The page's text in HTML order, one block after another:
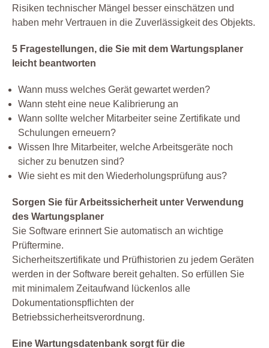
Risiken technischer Mängel besser einschätzen und
haben mehr Vertrauen in die Zuverlässigkeit des Objekts.
5 Fragestellungen, die Sie mit dem Wartungsplaner
leicht beantworten
Wann muss welches Gerät gewartet werden?
Wann steht eine neue Kalibrierung an
Wann sollte welcher Mitarbeiter seine Zertifikate und
Schulungen erneuern?
Wissen Ihre Mitarbeiter, welche Arbeitsgeräte noch
sicher zu benutzen sind?
Wie sieht es mit den Wiederholungsprüfung aus?
Sorgen Sie für Arbeitssicherheit unter Verwendung
des Wartungsplaner
Sie Software erinnert Sie automatisch an wichtige
Prüftermine.
Sicherheitszertifikate und Prüfhistorien zu jedem Geräten
werden in der Software bereit gehalten. So erfüllen Sie
mit minimalem Zeitaufwand lückenlos alle
Dokumentationspflichten der
Betriebssicherheitsverordnung.
Eine Wartungsdatenbank sorgt für die